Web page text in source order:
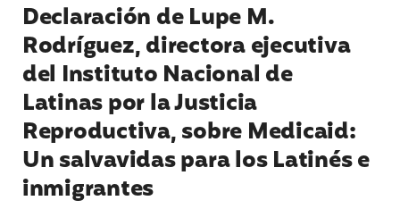
Declaración de Lupe M.
Rodríguez, directora ejecutiva
del Instituto Nacional de
Latinas por la Justicia
Reproductiva, sobre Medicaid:
Un salvavidas para los Latinés e
inmigrantes